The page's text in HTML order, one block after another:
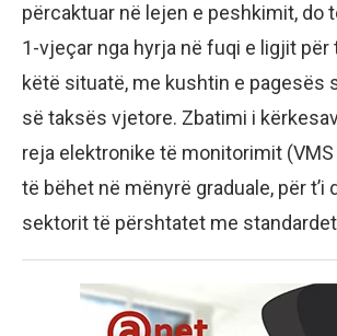
përcaktuar në lejen e peshkimit, do
1-vjeçar nga hyrja në fuqi e ligjit për
këtë situatë, me kushtin e pagesës
së taksës vjetore. Zbatimi i
reja elektronike të monitorimit (VMS
të bëhet në mënyrë graduale, për t’i
sektorit të përshtatet me